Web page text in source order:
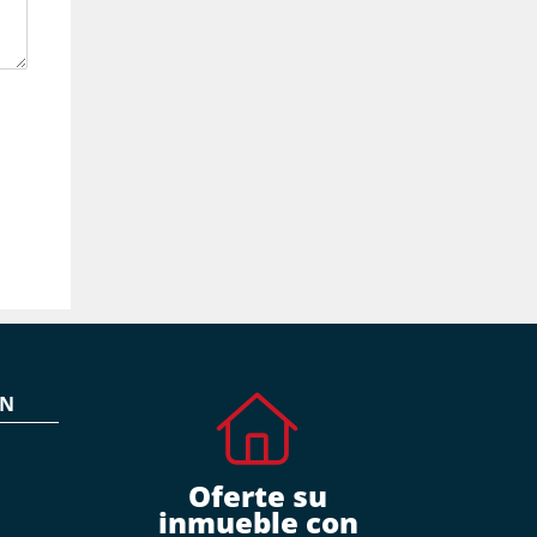
Oferte su
inmueble con